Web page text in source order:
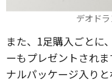
デオド
また、1足購入ごとに
ーもプレゼントされ
ナルパッケージ入りと